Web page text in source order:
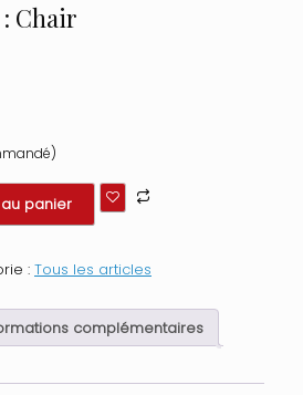
Chair
panier
: Tous les articles
complémentaires